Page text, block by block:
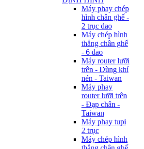
Máy phay chép
hình chân ghế -
2 trục dao
Máy chép hình
thẳng chân ghế
- 6 dao
Máy router lưỡi
trên - Dùng khí
nén - Taiwan
Máy phay
router lưỡi trên
- Đạp chân -
Taiwan
Máy phay tupi
2 trục
Máy chép hình